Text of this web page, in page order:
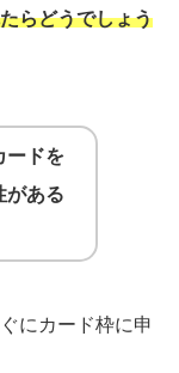
らどうでしょう
ードを
がある
にカード枠に申